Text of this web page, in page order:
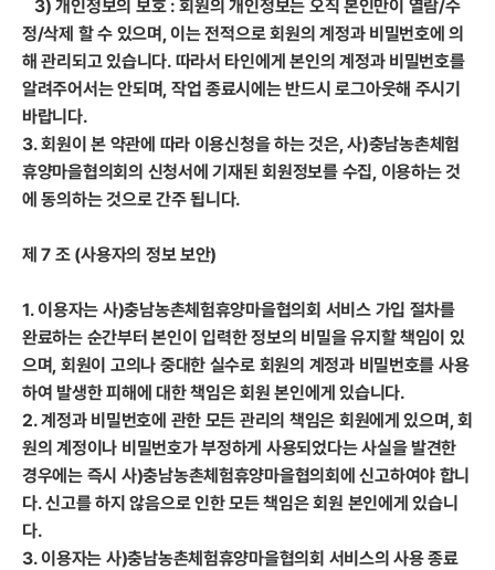
3) 개인정보의 보호 : 회원의 개인정보는 오직 본인만이 열람/수
정/삭제 할 수 있으며, 이는 전적으로 회원의 계정과 비밀번호에 의
해 관리되고 있습니다. 따라서 타인에게 본인의 계정과 비밀번호를
알려주어서는 안되며, 작업 종료시에는 반드시 로그아웃해 주시기
바랍니다.
3. 회원이 본 약관에 따라 이용신청을 하는 것은, 사)충남농촌체험
휴양마을협의회의 신청서에 기재된 회원정보를 수집, 이용하는 것
에 동의하는 것으로 간주 됩니다.
제 7 조 (사용자의 정보 보안)
1. 이용자는 사)충남농촌체험휴양마을협의회 서비스 가입 절차를
완료하는 순간부터 본인이 입력한 정보의 비밀을 유지할 책임이 있
으며, 회원이 고의나 중대한 실수로 회원의 계정과 비밀번호를 사용
하여 발생한 피해에 대한 책임은 회원 본인에게 있습니다.
2. 계정과 비밀번호에 관한 모든 관리의 책임은 회원에게 있으며, 회
원의 계정이나 비밀번호가 부정하게 사용되었다는 사실을 발견한
경우에는 즉시 사)충남농촌체험휴양마을협의회에 신고하여야 합니
다. 신고를 하지 않음으로 인한 모든 책임은 회원 본인에게 있습니
다.
3. 이용자는 사)충남농촌체험휴양마을협의회 서비스의 사용 종료